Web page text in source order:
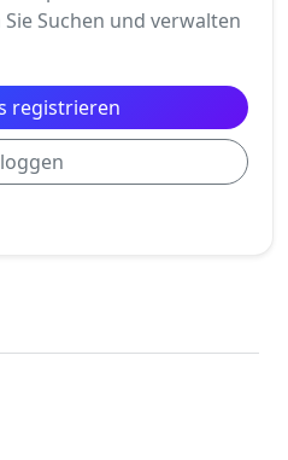
Suchen und verwalten
registrieren